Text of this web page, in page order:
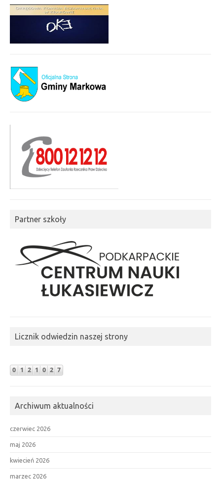
Partner szkoły
Licznik odwiedzin naszej strony
Archiwum aktualności
czerwiec 2026
maj 2026
kwiecień 2026
marzec 2026